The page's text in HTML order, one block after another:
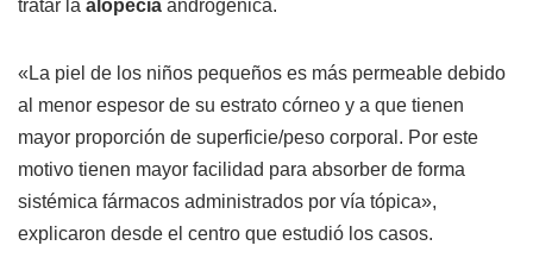
tratar la alopecia androgénica.
«La piel de los niños pequeños es más permeable debido
al menor espesor de su estrato córneo y a que tienen
mayor proporción de superficie/peso corporal. Por este
motivo tienen mayor facilidad para absorber de forma
sistémica fármacos administrados por vía tópica»,
explicaron desde el centro que estudió los casos.